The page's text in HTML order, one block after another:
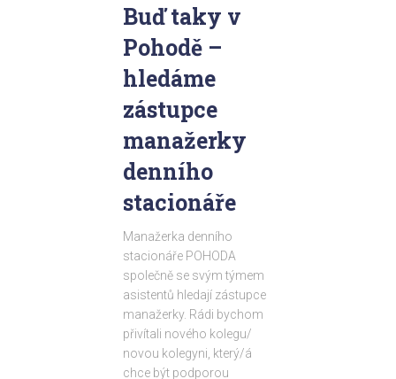
Buď taky v
Pohodě –
hledáme
zástupce
manažerky
denního
stacionáře
Manažerka denního
stacionáře POHODA
společně se svým týmem
asistentů hledají zástupce
manažerky. Rádi bychom
přivítali nového kolegu/
novou kolegyni, který/á
chce být podporou